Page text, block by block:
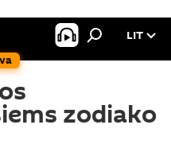
LIT
zodiako